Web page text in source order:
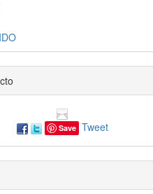
Save Tweet